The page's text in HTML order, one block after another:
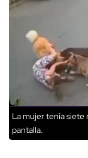
La mujer tenía siete
pantalla.